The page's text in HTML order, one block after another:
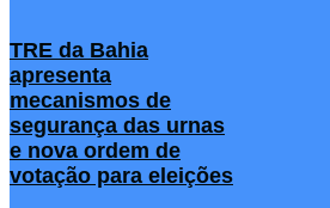
TRE da Bahia
apresenta
mecanismos de
segurança das urnas
e nova ordem de
votação para eleições